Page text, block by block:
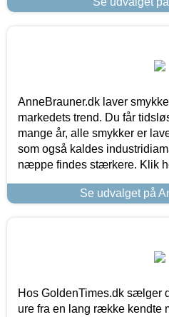
AnneBrauner.dk laver
markedets trend. Du får
mange år, alle smykker er
som også kaldes
næppe findes stærkere. Klik
Se udvalget på
Hos GoldenTimes.dk sælger
ure fra en lang række kendte